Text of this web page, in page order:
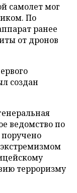
самолет мог
По
ранее
от дронов
создан
ведомство по
терроризму